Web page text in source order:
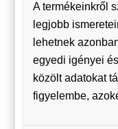
A termékeinkről
legjobb
lehetnek
egyedi igényei
közölt adatokat
figyelembe,